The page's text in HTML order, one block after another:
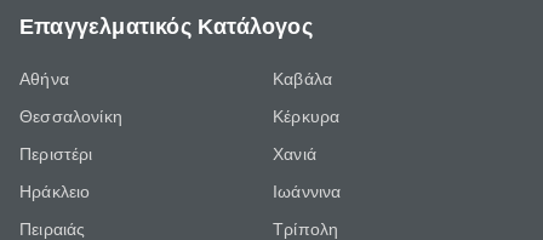
Επαγγελματικός Κατάλογος
Αθήνα
Θεσσαλονίκη
Περιστέρι
Ηράκλειο
Πειραιάς
Καβάλα
Κέρκυρα
Χανιά
Ιωάννινα
Τρίπολη